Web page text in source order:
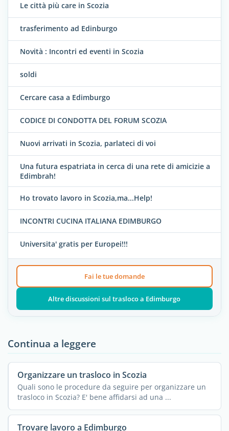
Le città più care in Scozia
trasferimento ad Edinburgo
Novità : Incontri ed eventi in Scozia
soldi
Cercare casa a Edimburgo
CODICE DI CONDOTTA DEL FORUM SCOZIA
Nuovi arrivati in Scozia, parlateci di voi
Una futura espatriata in cerca di una rete di amicizie a
Edimbrah!
Ho trovato lavoro in Scozia,ma...Help!
INCONTRI CUCINA ITALIANA EDIMBURGO
Universita' gratis per Europei!!!
Fai le tue domande
Altre discussioni sul trasloco a Edimburgo
Continua a leggere
Organizzare un trasloco in Scozia
Quali sono le procedure da seguire per organizzare un
trasloco in Scozia? E' bene affidarsi ad una ...
Trovare lavoro a Edimburgo